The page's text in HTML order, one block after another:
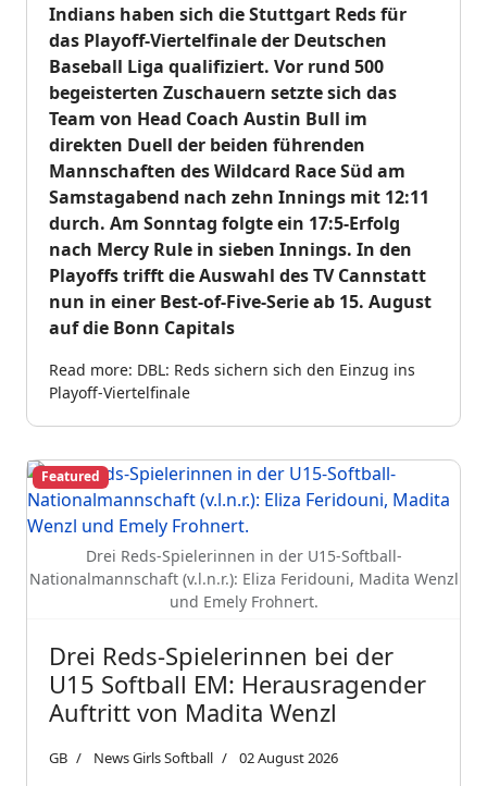
Indians haben sich die Stuttgart Reds für
das Playoff-Viertelfinale der Deutschen
Baseball Liga qualifiziert. Vor rund 500
begeisterten Zuschauern setzte sich das
Team von Head Coach Austin Bull im
direkten Duell der beiden führenden
Mannschaften des Wildcard Race Süd am
Samstagabend nach zehn Innings mit 12:11
durch. Am Sonntag folgte ein 17:5-Erfolg
nach Mercy Rule in sieben Innings. In den
Playoffs trifft die Auswahl des TV Cannstatt
nun in einer Best-of-Five-Serie ab 15. August
auf die Bonn Capitals
Read more: DBL: Reds sichern sich den Einzug ins
Playoff-Viertelfinale
Drei Reds-Spielerinnen in der U15-Softball-
Nationalmannschaft (v.l.n.r.): Eliza Feridouni, Madita Wenzl
und Emely Frohnert.
Featured
Drei Reds-Spielerinnen bei der
U15 Softball EM: Herausragender
Auftritt von Madita Wenzl
GB News Girls Softball 02 August 2026